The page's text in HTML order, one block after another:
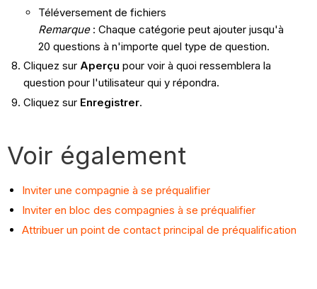
Téléversement de fichiers
Remarque: Chaque catégorie peut ajouter jusqu'à
20 questions à n'importe quel type de question.
Cliquez sur Aperçu pour voir à quoi ressemblera la
question pour l'utilisateur qui y répondra.
Cliquez sur Enregistrer.
Voir également
Inviter une compagnie à se préqualifier
Inviter en bloc des compagnies à se préqualifier
Attribuer un point de contact principal de préqualification